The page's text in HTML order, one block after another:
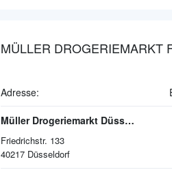
MÜLLER DROGERIEMARKT
Adresse:
Müller Drogeriemarkt Düsseldorf
Friedrichstr. 133
40217 Düsseldorf